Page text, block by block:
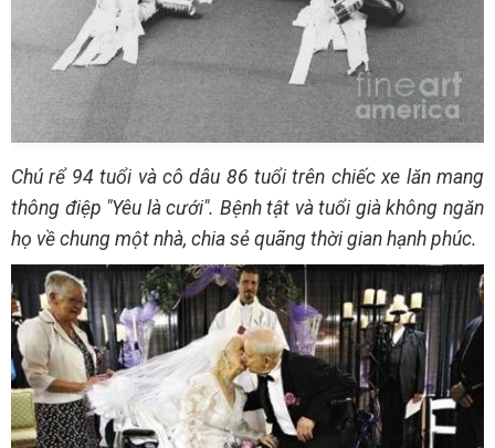
Chú rể 94 tuổi và cô dâu 86 tuổi trên chiếc xe lăn mang
thông điệp "Yêu là cưới". Bệnh tật và tuổi già không ngăn
họ về chung một nhà, chia sẻ quãng thời gian hạnh phúc.